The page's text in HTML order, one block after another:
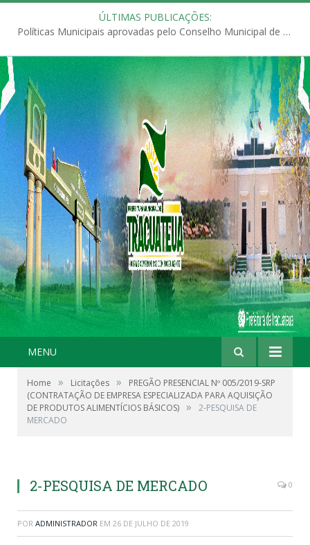
ÚLTIMAS PUBLICAÇÕES:
Políticas Municipais aprovadas pelo Conselho Municipal de Educação (CME)
MENU
Home » Licitações »
PREGÃO PRESENCIAL Nº 005/2019-SRP
(CONTRATAÇÃO DE EMPRESA ESPECIALIZADA PARA AQUISIÇÃO
DE PRODUTOS ALIMENTÍCIOS BÁSICOS) »
2-PESQUISA DE
MERCADO
2-PESQUISA DE MERCADO 0
POR ADMINISTRADOR EM 26 DE JULHO DE 2019